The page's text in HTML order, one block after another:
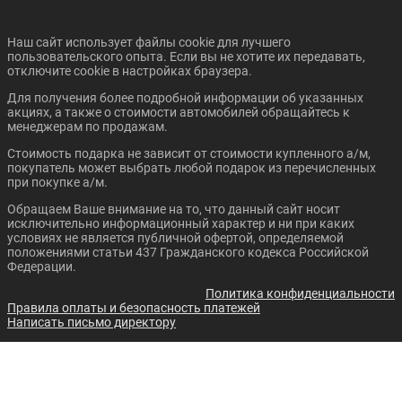
1 634 000 ₽
В кредит от:
1 521 000 ₽
В кредит от:
20 752 ₽/мес.
BAIC EU5
Цена от:
В кредит от:
21 557 ₽/мес.
1 544 000 ₽
В кредит от:
FORD FIESTA СЕДАН
Цена от:
585 500 ₽
В кредит от:
7 988 ₽/мес.
FORD FOCUS СЕДАН
Цена от:
770 900 ₽
В кредит от:
FORD MONDEO GEELY EMGRAND
Наш сайт использует файлы cookie для лучшего
пользовательского опыта. Если вы не хотите их передавать,
отключите cookie в настройках браузера.
Для получения более подробной информации об указанных
акциях, а также о стоимости автомобилей обращайтесь к
менеджерам по продажам.
Стоимость подарка не зависит от стоимости купленного а/м,
покупатель может выбрать любой подарок из перечисленных
при покупке а/м.
Обращаем Ваше внимание на то, что данный сайт носит
исключительно информационный характер и ни при каких
условиях не является публичной офертой, определяемой
положениями статьи 437 Гражданского кодекса Российской
Федерации.
Политика конфиденциальности
Правила оплаты и безопасность платежей
Написать письмо директору